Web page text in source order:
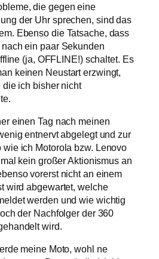
die gegen eine
der Uhr sprechen, sind das
Ebenso die Tatsache, dass
nach ein paar Sekunden
(ja, OFFLINE!) schaltet. Es
keinen Neustart erzwingt,
ich bisher nicht
einen Tag nach meinen
entnervt abgelegt und zur
ich Motorola bzw. Lenovo
kein großer Aktionismus an
vorerst nicht an einem
wird abgewartet, welche
werden und wie wichtig
der Nachfolger der 360
wird.
meine Moto, wohl ne